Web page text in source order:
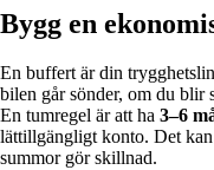
Bygg en
En buffert är din
bilen går sönder, om du
En tumregel är att ha 3–6
lättillgängligt konto. Det
summor gör skillnad.